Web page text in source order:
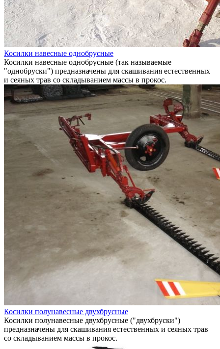
Косилки навесные однобрусные
Косилки навесные однобрусные (так называемые
"однобруски") предназначены для скашивания естественных
и сеяных трав со складыванием массы в прокос.
Косилки полунавесные двухбрусные
Косилки полунавесные двухбрусные ("двухбруски")
предназначены для скашивания естественных и сеяных трав
со складыванием массы в прокос.